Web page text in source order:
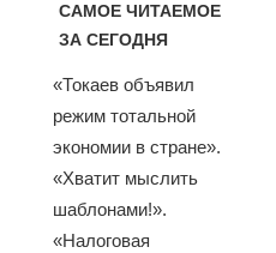
САМОЕ ЧИТАЕМОЕ
ЗА СЕГОДНЯ
«Токаев объявил
режим тотальной
экономии в стране».
«Хватит мыслить
шаблонами!».
«Налоговая